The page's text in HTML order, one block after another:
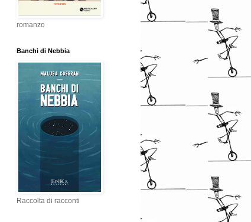
romanzo
Banchi di Nebbia
Raccolta di racconti